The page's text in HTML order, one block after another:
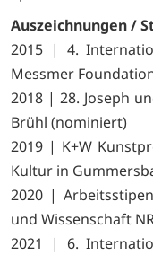
Auszeichnungen /
2015 | 4.
Messmer
2018 | 28. Joseph
Brühl (nominiert)
2019 | K+W
Kultur in
2020 |
und Wissenschaft
2021 | 6.